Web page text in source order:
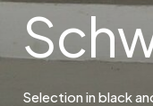
Natürlich
Selection in black